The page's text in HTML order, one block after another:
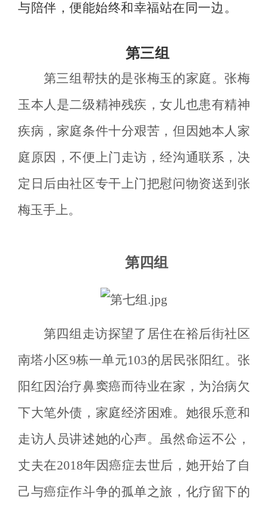
与陪伴，便能始终和幸福站在同一边。
第三组
第三组帮扶的是张梅玉的家庭。张梅
玉本人是二级精神残疾，女儿也患有精神
疾病，家庭条件十分艰苦，但因她本人家
庭原因，不便上门走访，经沟通联系，决
定日后由社区专干上门把慰问物资送到张
梅玉手上。
第四组
第四组走访探望了居住在裕后街社区
南塔小区9栋一单元103的居民张阳红。张
阳红因治疗鼻窦癌而待业在家，为治病欠
下大笔外债，家庭经济困难。她很乐意和
走访人员讲述她的心声。虽然命运不公，
丈夫在2018年因癌症去世后，她开始了自
己与癌症作斗争的孤单之旅，化疗留下的